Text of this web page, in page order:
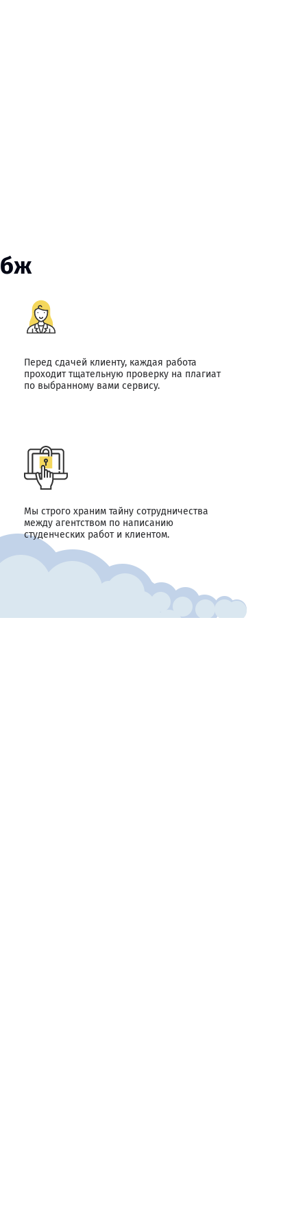
Перед сдачей клиенту, каждая работа
проходит тщательную проверку на плагиат
по выбранному вами сервису.
Мы строго храним тайну сотрудничества
между агентством по написанию
студенческих работ и клиентом.